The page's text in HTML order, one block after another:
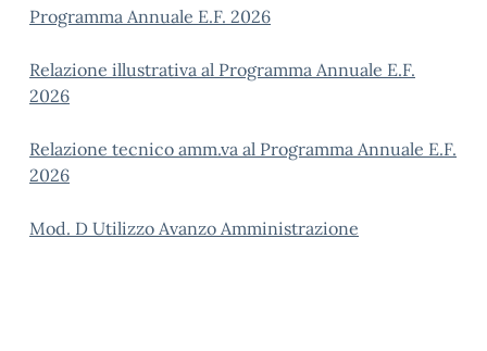
Programma Annuale E.F. 2026
Relazione illustrativa al Programma Annuale E.F.
2026
Relazione tecnico amm.va al Programma Annuale E.F.
2026
Mod. D Utilizzo Avanzo Amministrazione